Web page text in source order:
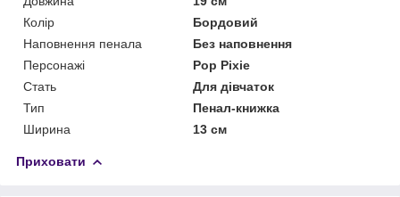
Колір
Бордовий
Наповнення пенала
Без наповнення
Персонажі
Pop Pixie
Стать
Для дівчаток
Тип
Пенал-книжка
Ширина
13 см
Приховати